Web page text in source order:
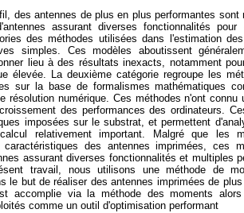
des antennes de plus en plus performantes
assurant diverses fonctionnalités pour
des méthodes utilisées dans l'estimation
simples. Ces modèles aboutissent
lieu à des résultats inexacts, notamment
élevée. La deuxième catégorie regroupe les
sur la base de formalismes mathématiques
numérique. Ces méthodes n'ont connu
des performances des ordinateurs.
imposées sur le substrat, et permettent
relativement important. Malgré que les
des antennes imprimées, ces
assurant diverses fonctionnalités et multiples
travail, nous utilisons une méthode de
le but de réaliser des antennes imprimées de
accomplie via la méthode des moments
comme un outil d'optimisation performant